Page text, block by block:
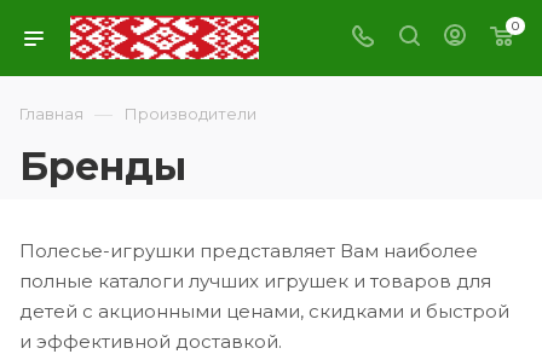
0
Главная — Производители
Бренды
Полесье-игрушки представляет Вам наиболее
полные каталоги лучших игрушек и товаров для
детей с акционными ценами, скидками и быстрой
и эффективной доставкой.